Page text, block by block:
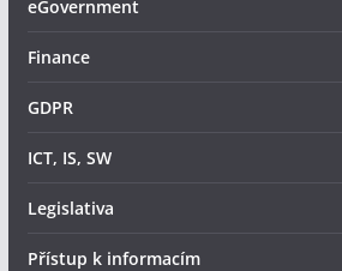
eGovernment
Finance
GDPR
ICT, IS, SW
Legislativa
Přístup k informacím